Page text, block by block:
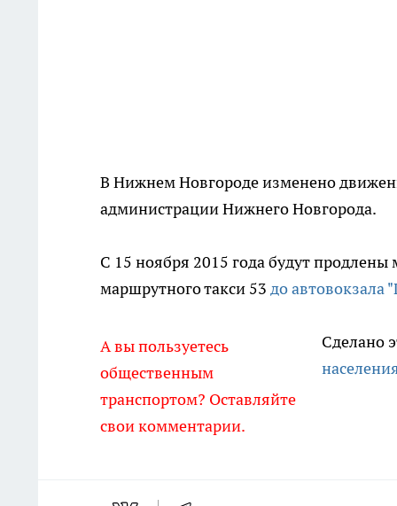
В Нижнем Новгороде изменено
администрации Нижнего Новгорода.
С 15 ноября 2015 года будут
маршрутного такси 53 до автовокзала
А вы пользуетесь
общественным
транспортом? Оставляйте
свои комментарии.
Сделано